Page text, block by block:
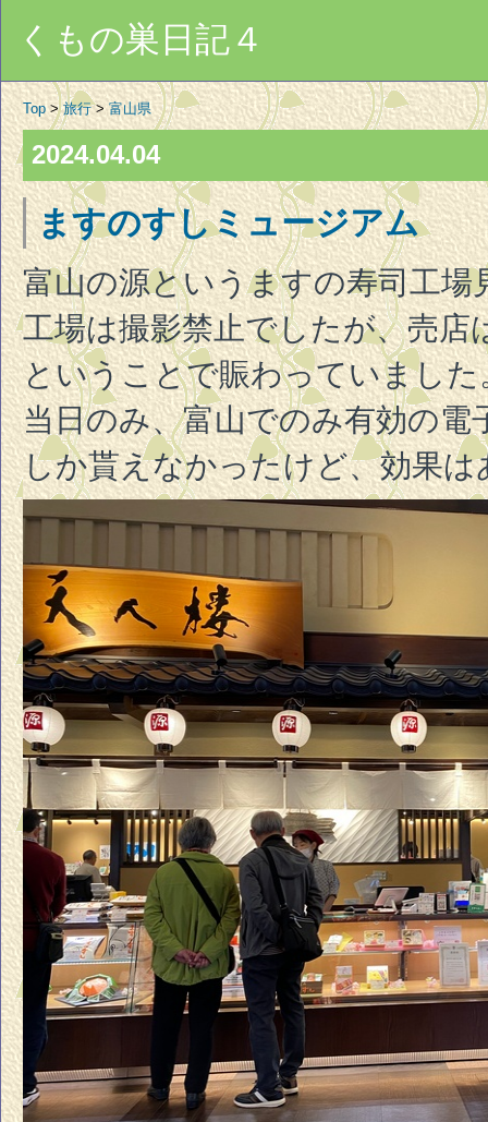
くもの巣日記４
Top>旅行>富山県
2024.04.04
ますのすしミュージアム
富山の源というますの寿司工場
工場は撮影禁止でしたが、売
ということで賑わっていました
当日のみ、富山でのみ有効の電
しか貰えなかったけど、効果は